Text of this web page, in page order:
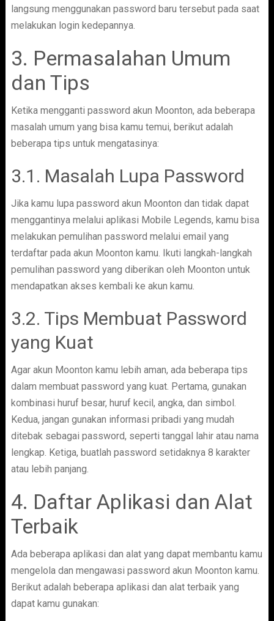
langsung menggunakan password baru tersebut pada saat
melakukan login kedepannya.
3. Permasalahan Umum
dan Tips
Ketika mengganti password akun Moonton, ada beberapa
masalah umum yang bisa kamu temui, berikut adalah
beberapa tips untuk mengatasinya:
3.1. Masalah Lupa Password
Jika kamu lupa password akun Moonton dan tidak dapat
menggantinya melalui aplikasi Mobile Legends, kamu bisa
melakukan pemulihan password melalui email yang
terdaftar pada akun Moonton kamu. Ikuti langkah-langkah
pemulihan password yang diberikan oleh Moonton untuk
mendapatkan akses kembali ke akun kamu.
3.2. Tips Membuat Password
yang Kuat
Agar akun Moonton kamu lebih aman, ada beberapa tips
dalam membuat password yang kuat. Pertama, gunakan
kombinasi huruf besar, huruf kecil, angka, dan simbol.
Kedua, jangan gunakan informasi pribadi yang mudah
ditebak sebagai password, seperti tanggal lahir atau nama
lengkap. Ketiga, buatlah password setidaknya 8 karakter
atau lebih panjang.
4. Daftar Aplikasi dan Alat
Terbaik
Ada beberapa aplikasi dan alat yang dapat membantu kamu
mengelola dan mengawasi password akun Moonton kamu.
Berikut adalah beberapa aplikasi dan alat terbaik yang
dapat kamu gunakan: